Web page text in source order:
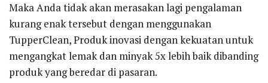
Maka Anda tidak akan merasakan lagi pengalaman
kurang enak tersebut dengan menggunakan
TupperClean, Produk inovasi dengan kekuatan untuk
mengangkat lemak dan minyak 5x lebih baik dibanding
produk yang beredar di pasaran.